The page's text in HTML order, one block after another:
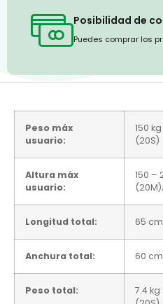
Posibilidad de
Puedes comprar los
Peso máx
usuario:
150
(20S)
Altura máx
usuario:
150 –
Longitud total: 65
Anchura total: 60
Peso total:
7.4 kg